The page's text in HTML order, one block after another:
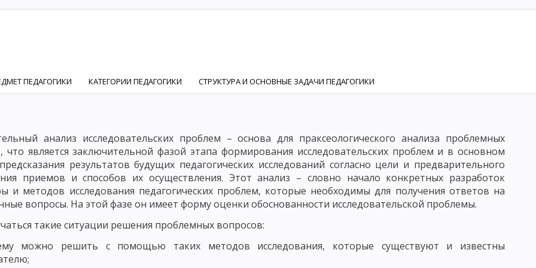
ПЕДАГОГИКИ КАТЕГОРИИ ПЕДАГОГИКИ СТРУКТУРА И ОСНОВНЫЕ ЗАДАЧИ ПЕДАГОГИКИ
ФОРМИРОВАНИЕ ЛИЧНОСТИ ОСНОВНЫЕ ФАКТОРЫ ФОРМИРОВАНИЯ И РАЗВИТИЯ ЛИЧНОСТИ
ФАКТОР ФОРМИРОВАНИЯ ЛИЧНОСТИ – ПОНЯТИЕ СОЦИАЛИЗАЦИЯ
ОСНОВНЫЕ ПРИНЦИПЫ СОЦИАЛИЗАЦИИ. ВОСПИТАНИЕ КАК ФАКТОР ФОРМИРОВАНИЯ ЛИЧНОСТИ
ОРИЕНТИРОВАННОЕ ВОСПИТАНИЕ В РАЗВИТИИ ЛИЧНОСТИ
ДЕЯТЕЛЬНОСТИ ЧЕЛОВЕКА ОСНОВНЫЕ ВИДЫ ДЕЯТЕЛЬНОСТИ РЕБЕНКА ЛИЧНОСТЬ И ИНДИВИДУАЛЬНОСТЬ
анализ исследовательских проблем – основа для праксеологического анализа проблемных
что является заключительной фазой этапа формирования исследовательских проблем и в основном
результатов будущих педагогических исследований согласно цели и предварительного
приемов и способов их осуществления. Этот анализ – словно начало конкретных разработок
и методов исследования педагогических проблем, которые необходимы для получения ответов на
вопросы. На этой фазе он имеет форму оценки обоснованности исследовательской проблемы.
такие ситуации решения проблемных вопросов:
можно решить с помощью таких методов исследования, которые существуют и известны